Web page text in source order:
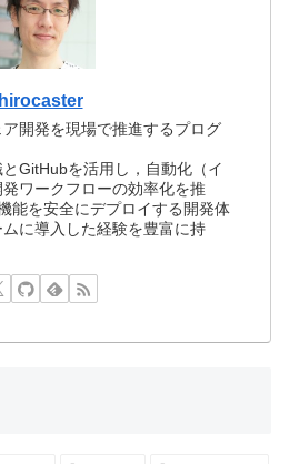
hirocaster
開発を現場で推進するプログ
GitHubを活用し，自動化（イ
ワークフローの効率化を推
能を安全にデプロイする開発体
に導入した経験を豊富に持